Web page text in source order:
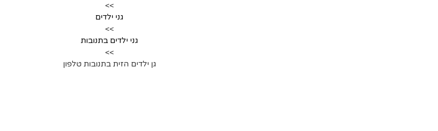
>>
גני ילדים
>>
גני ילדים בתנובות
>>
גן ילדים הזית בתנובות טלפון